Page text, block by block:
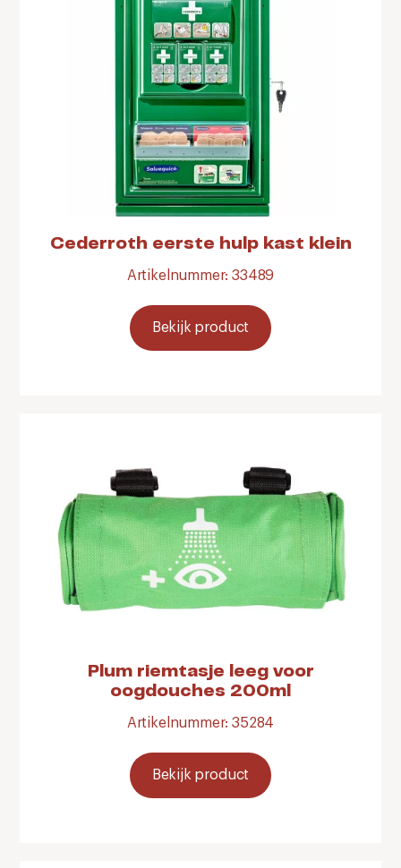
Cederroth eerste hulp kast klein
Artikelnummer: 33489
Bekijk product
Plum riemtasje leeg voor
oogdouches 200ml
Artikelnummer: 35284
Bekijk product